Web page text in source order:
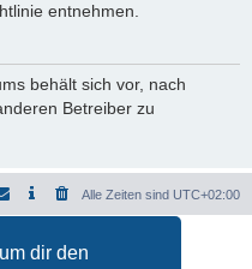
dir den
entnehmen.
behält sich vor, nach
Betreiber zu
Alle Zeiten sind UTC+02:00
durchphpBB.de